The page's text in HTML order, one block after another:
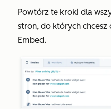
Powtórz te kroki dla
stron, do których chcesz
Embed.